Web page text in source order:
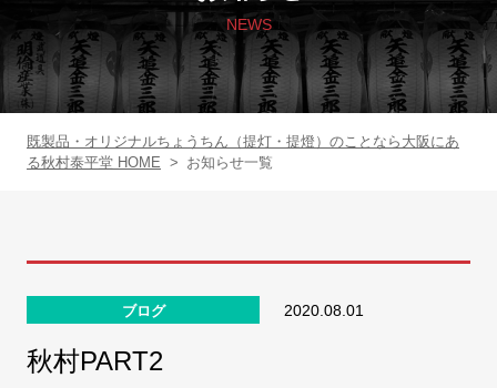
提灯一覧 CHOCHIN
NEWS
既製品・オリジナルちょうちん（提灯・提燈）のことなら大阪にあ
る秋村泰平堂 HOME > お知らせ一覧
ブログ 2020.08.01
秋村PART2